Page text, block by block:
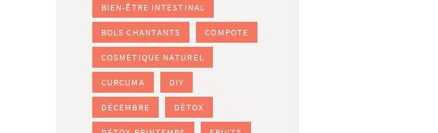
BIEN-ÊTRE INTESTINAL
BOLS CHANTANTS COMPOTE
COSMÉTIQUE NATUREL
CURCUMA DIY
DÉCEMBRE DÉTOX